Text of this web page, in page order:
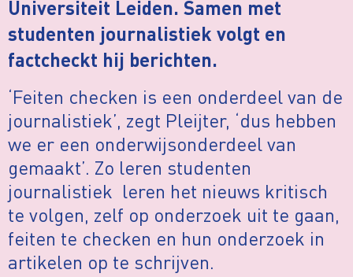
Universiteit Leiden. Samen met
studenten journalistiek volgt en
factcheckt hij berichten.
‘Feiten checken is een onderdeel van de
journalistiek’, zegt Pleijter, ‘dus hebben
we er een onderwijsonderdeel van
gemaakt’. Zo leren studenten
journalistiek leren het nieuws kritisch
te volgen, zelf op onderzoek uit te gaan,
feiten te checken en hun onderzoek in
artikelen op te schrijven.